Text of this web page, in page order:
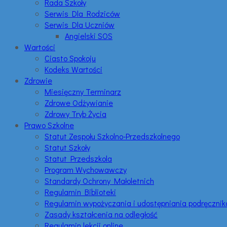
Rada Szkoły
Serwis Dla Rodziców
Serwis Dla Uczniów
Angielski SOS
Wartości
Ciasto Spokoju
Kodeks Wartości
Zdrowie
Miesięczny Terminarz
Zdrowe Odżywianie
Zdrowy Tryb Życia
Prawo Szkolne
Statut Zespołu Szkolno-Przedszkolnego
Statut Szkoły
Statut Przedszkola
Program Wychowawczy
Standardy Ochrony Małoletnich
Regulamin Biblioteki
Regulamin wypożyczania i udostępniania
Zasady kształcenia na odległość